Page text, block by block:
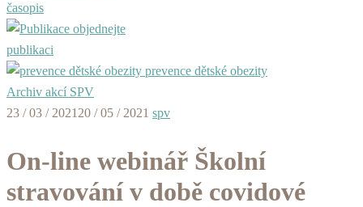
časopis
objednejte
publikaci
prevence dětské obezity
Archiv akcí SPV
23 / 03 / 2021 20 / 05 / 2021 spv
On-line webinář Školní
stravování v době covidové